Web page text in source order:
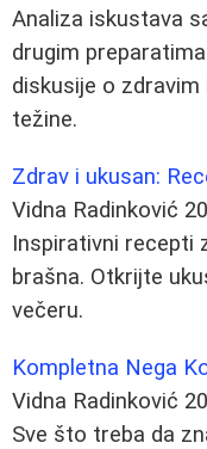
Analiza iskustava
drugim
diskusije o
težine.
Zdrav i ukusan:
Vidna Radinković
Inspirativni recepti
brašna. Otkrijte
večeru.
Kompletna Nega
Vidna Radinković
Sve što treba da